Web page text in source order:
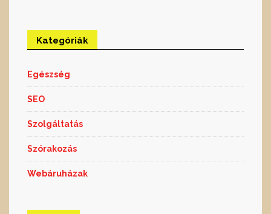
Kategóriák
Egészség
SEO
Szolgáltatás
Szórakozás
Webáruházak